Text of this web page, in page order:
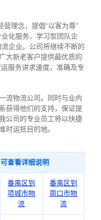
营理念，提倡“以客为尊”
化服务、学习型团队企
企业。公司将继续不断的
大新老客户提供最优质的
服务讲求速度，准确及专
流物流公司。同时与业内
获得他们的支持，保证提
公司的专业员工将以快捷
时运抵目的地。
查看详细说明
番禺区到
项城市物
流
番禺区到
周口市物
流